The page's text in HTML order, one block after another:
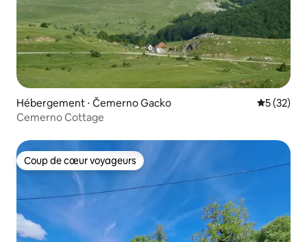
Hébergement ⋅ Čemerno Gacko
5 (32)
Cemerno Cottage
Coup de cœur voyageurs
Coup de cœur voyageurs